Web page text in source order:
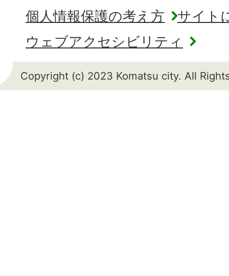
個人情報保護の考え方
サイト
ウェブアクセシビリティ
Copyright (c) 2023 Komatsu city. All